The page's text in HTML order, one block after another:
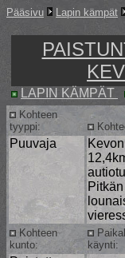
Pääsivu Lapin kämpät
LAPIN KÄMPÄT
Kohteen
tyyppi:
Puuvaja
Kohteen
kunto:
käynti: